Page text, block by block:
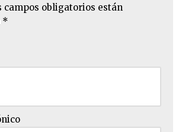
campos obligatorios están
*